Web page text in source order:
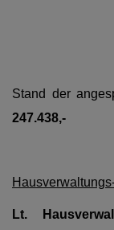
Stand der
247.438,-
Lt.